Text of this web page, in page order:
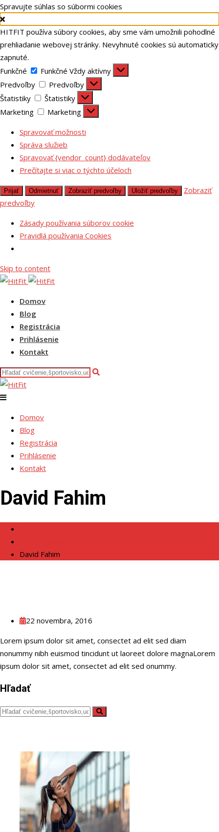
Spravujte súhlas so súbormi cookies
HITFIT používa súbory cookies, aby sme vám umožnili pohodlné
prehliadanie webovej stránky. Nevyhnuté cookies sú automaticky
zapnuté.
Funkčné
Funkčné Vždy aktívny
Predvoľby
Predvoľby
Štatistiky
Štatistiky
Marketing
Marketing
Spravovať možnosti
Správa služieb
Spravovať {vendor_count} dodávateľov
Prečítajte si viac o týchto účeloch
Prijať Odmietnuť Zobraziť predvoľby Uložiť predvoľby
Zobraziť
predvoľby
Zásady používania súborov cookie
Pravidlá používania Cookies
Skip to content
Domov
Blog
Registrácia
Prihlásenie
Kontakt
Domov
Blog
Registrácia
Prihlásenie
Kontakt
David Fahim
David Fahim
22 novembra, 2016
Lorem ipsum dolor sit amet, consectet ad elit sed diam
nonummy nibh euismod tincidunt ut laoreet dolore magnaLorem
ipsum dolor sit amet, consectet ad elit sed onummy.
Hľadať